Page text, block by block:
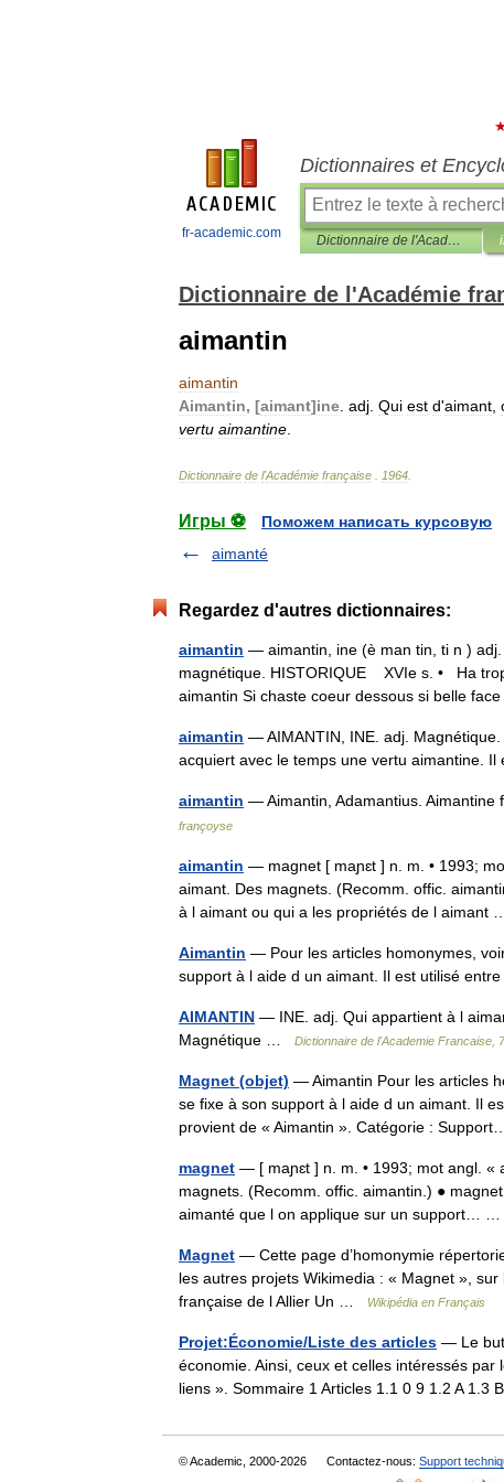
fr-academic.com
Dictionnaires et
Dictionnaire de l'Académie française
Dictionnaire de l'Académie
aimantin
aimantin
Aimantin, [aimant]ine adj Qui est d'aimant
vertu aimantine
Dictionnaire de l'Académie française 1964
Игры ⚽
Поможем написать курсовую
aimanté
Regardez d'autres dictionnaires:
aimantin — aimantin, ine (è man tin, ti n )
magnétique. HISTORIQUE XVIe s. • Ha
aimantin Si chaste coeur dessous si belle
aimantin — AIMANTIN, INE. adj.
acquiert avec le temps une vertu aimantine.
aimantin — Aimantin, Adamantius.
françoyse
aimantin — magnet [ maɲɛt ] n. m. • 1993;
aimant. Des magnets. (Recomm. offic.
à l aimant ou qui a les propriétés de l aimant
Aimantin — Pour les articles homonymes,
support à l aide d un aimant. Il est utilisé
AIMANTIN — INE. adj. Qui appartient à l
Magnétique …
Dictionnaire de l'Academie Francaise,
Magnet (objet) — Aimantin Pour les articles
se fixe à son support à l aide d un aimant. Il
provient de « Aimantin ». Catégorie :
magnet — [ maɲɛt ] n. m. • 1993; mot angl. «
magnets. (Recomm. offic. aimantin.) ●
aimanté que l on applique sur un support… …
Magnet — Cette page d’homonymie
les autres projets Wikimedia : « Magnet »,
française de l Allier Un …
Wikipédia en Français
Projet:Économie/Liste des articles — Le but
économie. Ainsi, ceux et celles intéressés
liens ». Sommaire 1 Articles 1.1 0 9 1.2 A 1.3
© Academic, 2000-2026 Contactez-nous: Support